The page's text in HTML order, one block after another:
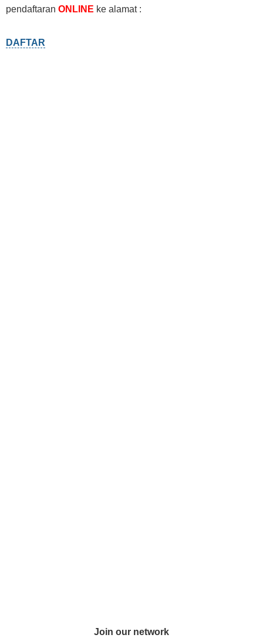
pendaftaran ONLINE ke alamat :
DAFTAR
Join our network